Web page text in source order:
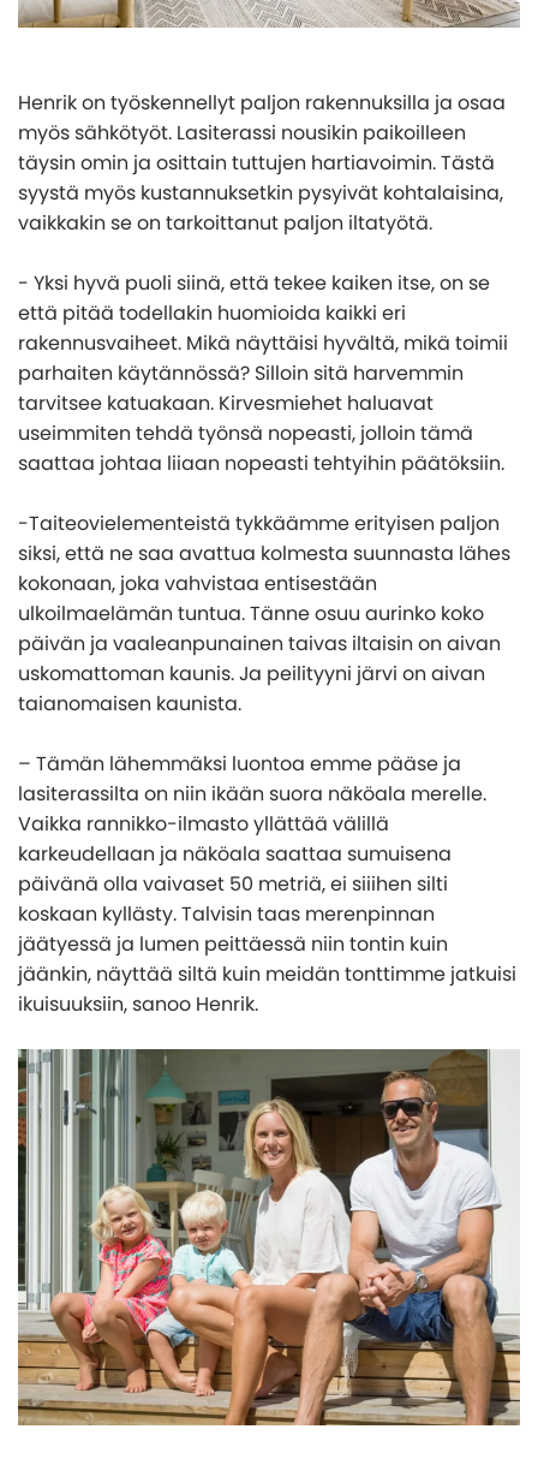
Henrik on työskennellyt paljon rakennuksilla ja osaa
myös sähkötyöt. Lasiterassi nousikin paikoilleen
täysin omin ja osittain tuttujen hartiavoimin. Tästä
syystä myös kustannuksetkin pysyivät kohtalaisina,
vaikkakin se on tarkoittanut paljon iltatyötä.
- Yksi hyvä puoli siinä, että tekee kaiken itse, on se
että pitää todellakin huomioida kaikki eri
rakennusvaiheet. Mikä näyttäisi hyvältä, mikä toimii
parhaiten käytännössä? Silloin sitä harvemmin
tarvitsee katuakaan. Kirvesmiehet haluavat
useimmiten tehdä työnsä nopeasti, jolloin tämä
saattaa johtaa liiaan nopeasti tehtyihin päätöksiin.
-Taiteovielementeistä tykkäämme erityisen paljon
siksi, että ne saa avattua kolmesta suunnasta lähes
kokonaan, joka vahvistaa entisestään
ulkoilmaelämän tuntua. Tänne osuu aurinko koko
päivän ja vaaleanpunainen taivas iltaisin on aivan
uskomattoman kaunis. Ja peilityyni järvi on aivan
taianomaisen kaunista.
– Tämän lähemmäksi luontoa emme pääse ja
lasiterassilta on niin ikään suora näköala merelle.
Vaikka rannikko-ilmasto yllättää välillä
karkeudellaan ja näköala saattaa sumuisena
päivänä olla vaivaset 50 metriä, ei siiihen silti
koskaan kyllästy. Talvisin taas merenpinnan
jäätyessä ja lumen peittäessä niin tontin kuin
jäänkin, näyttää siltä kuin meidän tonttimme jatkuisi
ikuisuuksiin, sanoo Henrik.